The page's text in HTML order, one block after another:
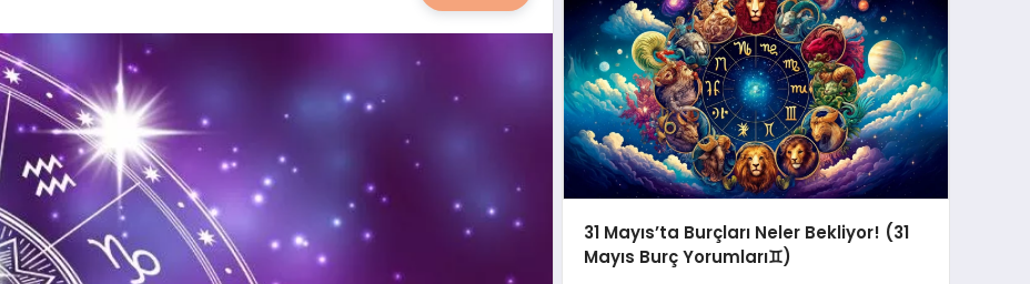
31 Mayıs’ta Burçları Neler Bekliyor! (31
Mayıs Burç Yorumları♊️)